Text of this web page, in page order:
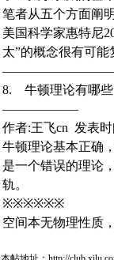
笔者从五个方面阐
美国科学家惠特尼
太”的概念很有可能
8. 牛顿理论有哪些
——————
作者:王飞cn 发表时
牛顿理论基本正确
是一个错误的理论
轨。
※※※※※※
空间本无物理性质